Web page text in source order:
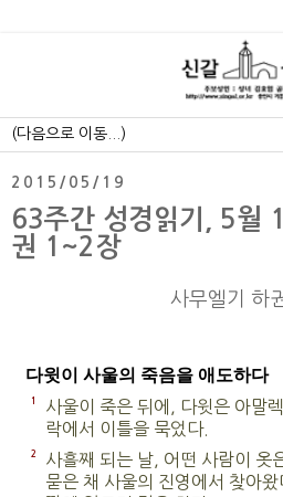
2015/05/19
63주간 성경읽기, 5월
권 1~2장
사무엘기 하
다윗이 사울의 죽음을 애도하다
1
사울이 죽은 뒤에, 다윗은 아말
락에서 이틀을 묵었다.
2
사흘째 되는 날, 어떤 사람이 옷
묻은 채 사울의 진영에서 찾아